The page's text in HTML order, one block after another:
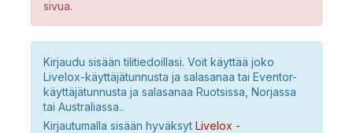
sivua.
Kirjaudu sisään tilitiedoillasi. Voit käyttää joko
Livelox-käyttäjätunnusta ja salasanaa tai Eventor-
käyttäjätunnusta ja salasanaa Ruotsissa, Norjassa
tai Australiassa..
Kirjautumalla sisään hyväksyt Livelox -